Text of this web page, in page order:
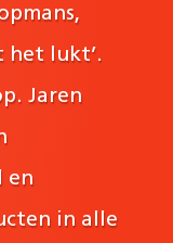
het lukt’.
Jaren
en
in alle